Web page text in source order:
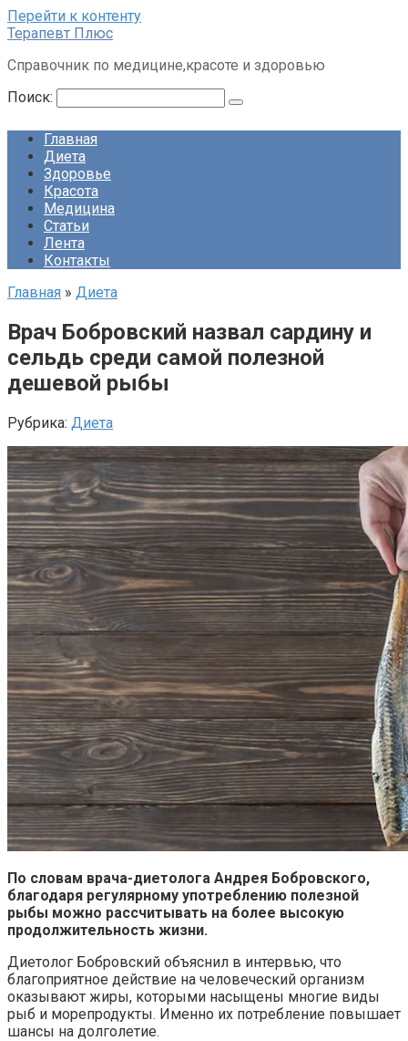
Перейти к контенту
Терапевт Плюс
Справочник по медицине,красоте и здоровью
Поиск:
Главная
Диета
Здоровье
Красота
Медицина
Статьи
Лента
Контакты
Главная » Диета
Врач Бобровский назвал сардину и
сельдь среди самой полезной
дешевой рыбы
Рубрика: Диета
По словам врача-диетолога Андрея Бобровского,
благодаря регулярному употреблению полезной
рыбы можно рассчитывать на более высокую
продолжительность жизни.
Диетолог Бобровский объяснил в интервью, что
благоприятное действие на человеческий организм
оказывают жиры, которыми насыщены многие виды
рыб и морепродукты. Именно их потребление повышает
шансы на долголетие.